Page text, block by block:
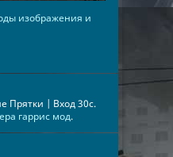
изображения и
Прятки | Вход 30с.
гаррис мод.